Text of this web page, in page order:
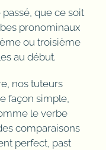
passé, que ce soit
pronominaux
ou troisième
au début.
nos tuteurs
façon simple,
le verbe
comparaisons
perfect, past